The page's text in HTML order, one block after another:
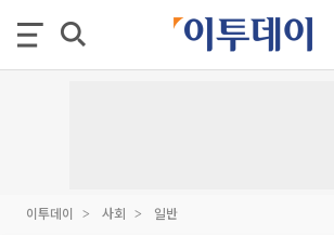
이투데이 사회 일반